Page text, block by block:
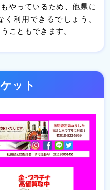
やっているため、他県に
利用できるでしょう。
こともできます。
ット